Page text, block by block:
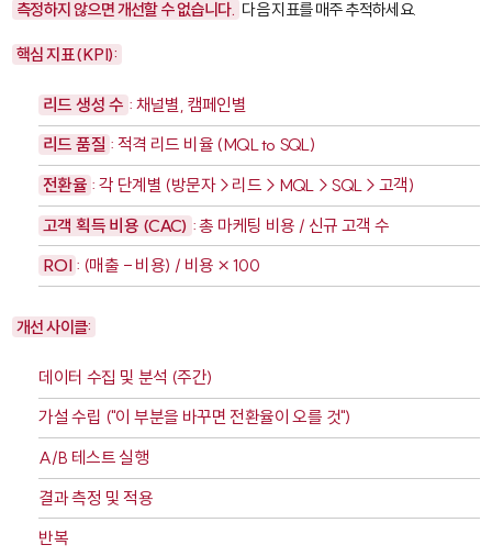
측정하지 않으면 개선할 수 없습니다. 다음 지표를 매주 추적하세요.
핵심 지표 (KPI):
리드 생성 수 : 채널별, 캠페인별
리드 품질 : 적격 리드 비율 (MQL to SQL)
전환율 : 각 단계별 (방문자→리드→MQL→SQL→고객)
고객 획득 비용 (CAC) : 총 마케팅 비용 / 신규 고객 수
ROI : (매출 - 비용) / 비용 × 100
개선 사이클:
데이터 수집 및 분석 (주간)
가설 수립 ("이 부분을 바꾸면 전환율이 오를 것")
A/B 테스트 실행
결과 측정 및 적용
반복